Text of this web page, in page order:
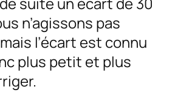
n’agissons pas
l’écart est connu
plus petit et plus